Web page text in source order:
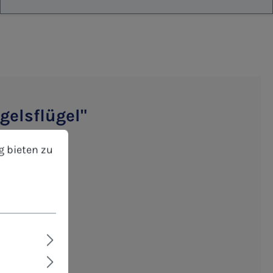
zu können.
bieten zu